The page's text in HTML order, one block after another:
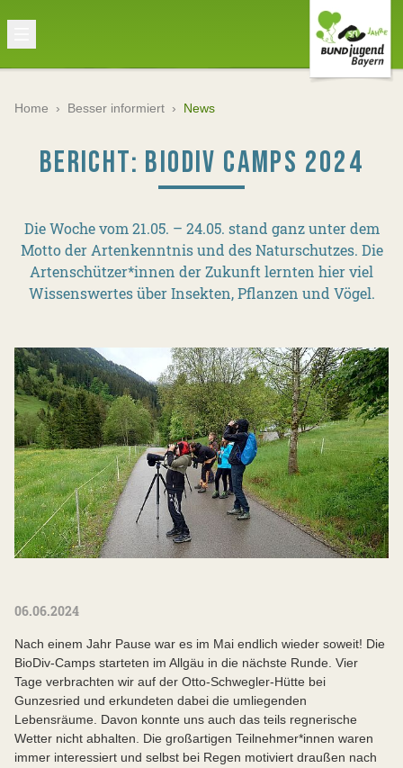
Home › Besser informiert › News
BERICHT: BIODIV CAMPS 2024
Die Woche vom 21.05. – 24.05. stand ganz unter dem
Motto der Artenkenntnis und des Naturschutzes. Die
Artenschützer*innen der Zukunft lernten hier viel
Wissenswertes über Insekten, Pflanzen und Vögel.
06.06.2024
Nach einem Jahr Pause war es im Mai endlich wieder soweit! Die
BioDiv-Camps starteten im Allgäu in die nächste Runde. Vier
Tage verbrachten wir auf der Otto-Schwegler-Hütte bei
Gunzesried und erkundeten dabei die umliegenden
Lebensräume. Davon konnte uns auch das teils regnerische
Wetter nicht abhalten. Die großartigen Teilnehmer*innen waren
immer interessiert und selbst bei Regen motiviert draußen nach